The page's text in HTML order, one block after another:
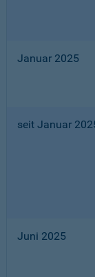
Januar 2025
seit Januar
Juni 2025